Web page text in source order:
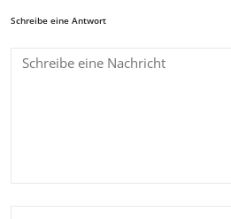
Schreibe eine Antwort